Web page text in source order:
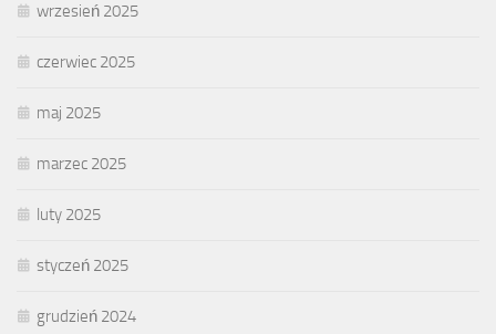
wrzesień 2025
czerwiec 2025
maj 2025
marzec 2025
luty 2025
styczeń 2025
grudzień 2024